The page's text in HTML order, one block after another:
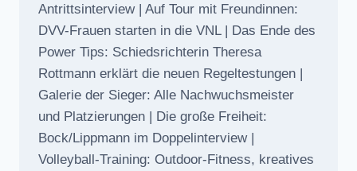
Antrittsinterview | Auf Tour mit Freundinnen:
DVV-Frauen starten in die VNL | Das Ende des
Power Tips: Schiedsrichterin Theresa
Rottmann erklärt die neuen Regeltestungen |
Galerie der Sieger: Alle Nachwuchsmeister
und Platzierungen | Die große Freiheit:
Bock/Lippmann im Doppelinterview |
Volleyball-Training: Outdoor-Fitness, kreatives